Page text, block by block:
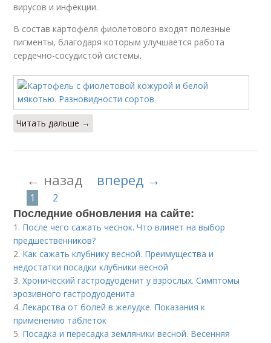
вирусов и инфекции.
В состав картофеля фиолетового входят полезные
пигменты, благодаря которым улучшается работа
сердечно-сосудистой системы.
Читать дальше →
← назад вперед →
1 2
Последние обновления на сайте:
1. После чего сажать чеснок. Что влияет на выбор
предшественников?
2. Как сажать клубнику весной. Преимущества и
недостатки посадки клубники весной
3.Хронический гастродуоденит у взрослых. Симптомы
эрозивного гастродуоденита
4.Лекарства от болей в желудке. Показания к
применению таблеток
5. Посадка и пересадка земляники весной. Весенняя